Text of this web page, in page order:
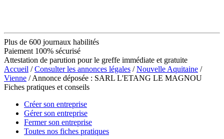
Plus de 600 journaux habilités
Paiement 100% sécurisé
Attestation de parution pour le greffe immédiate et gratuite
Accueil /Consulter les annonces légales /Nouvelle Aquitaine /
Vienne / Annonce déposée : SARL L'ETANG LE MAGNOU
Fiches pratiques et conseils
Créer son entreprise
Gérer son entreprise
Fermer son entreprise
Toutes nos fiches pratiques